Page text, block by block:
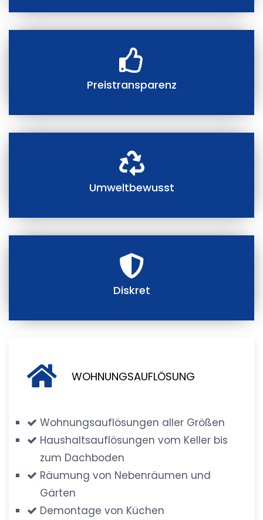
Preistransparenz
Umweltbewusst
Diskret
WOHNUNGSAUFLÖSUNG
Wohnungsauflösungen aller Größen
Haushaltsauflösungen vom Keller bis
zum Dachboden
Räumung von Nebenräumen und
Gärten
Demontage von Küchen